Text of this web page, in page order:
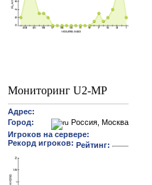
Мониторинг U2-MP